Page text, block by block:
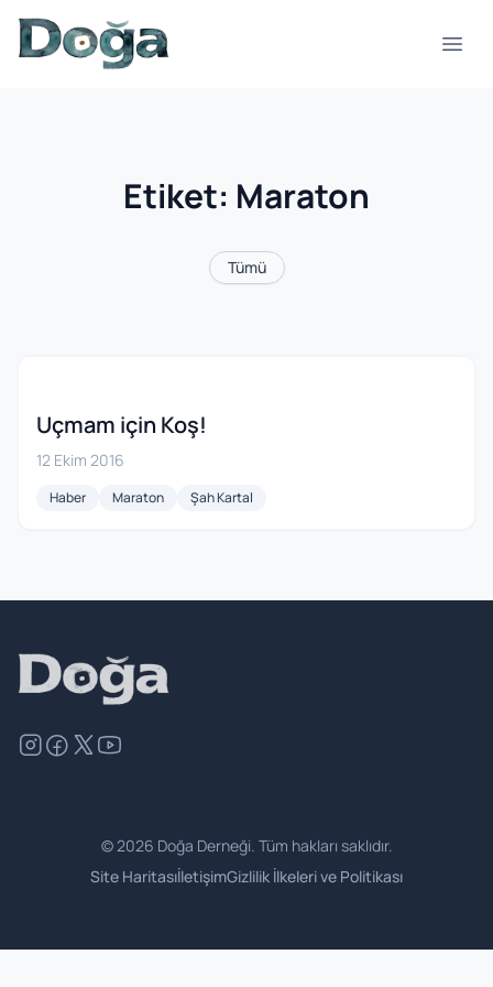
İçeriğe geç
Etiket: Maraton
Tümü
Uçmam için Koş!
12 Ekim 2016
Haber Maraton Şah Kartal
©2026 Doğa Derneği. Tüm hakları saklıdır.
Site HaritasıİletişimGizlilik İlkeleri ve Politikası